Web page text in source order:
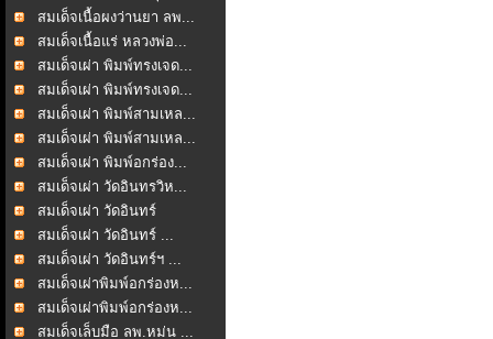
สมเด็จเนื้อผงว่านยา ลพ...
สมเด็จเนื้อแร่ หลวงพ่อ...
สมเด็จเผ่า พิมพ์ทรงเจด...
สมเด็จเผ่า พิมพ์ทรงเจด...
สมเด็จเผ่า พิมพ์สามเหล...
สมเด็จเผ่า พิมพ์สามเหล...
สมเด็จเผ่า พิมพ์อกร่อง...
สมเด็จเผ่า วัดอินทรวิห...
สมเด็จเผ่า วัดอินทร์
สมเด็จเผ่า วัดอินทร์ ...
สมเด็จเผ่า วัดอินทร์ฯ ...
สมเด็จเผ่าพิมพ์อกร่องห...
สมเด็จเผ่าพิมพ์อกร่องห...
สมเด็จเล็บมือ ลพ.หม่น ...